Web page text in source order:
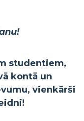
studentiem,
kontā un
vienkārši